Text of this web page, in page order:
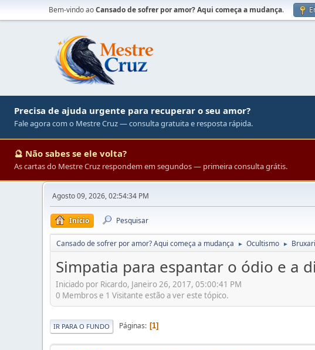
Bem-vindo aoCansado de sofrer por amor? Aqui começa a mudança.
Precisa de ajuda urgente para recuperar o seu amor?
Fale agora com o Mestre Cruz — consulta gratuita e resposta rápida.
🔮 Não sabes se ele volta?
As cartas do Mestre Cruz respondem em segundos — primeira consulta grátis.
Agosto 09, 2026, 02:54:34 PM
Início Pesquisar
Cansado de sofrer por amor? Aqui começa a mudança ► Ocultismo ►
Simpatia para espantar o ódio e a
Iniciado por Ricardo, Janeiro 26, 2017, 05:00:41 PM
0 Membros e 1 Visitante estão a ver este tópico.
IR PARA O FUNDO Páginas 1